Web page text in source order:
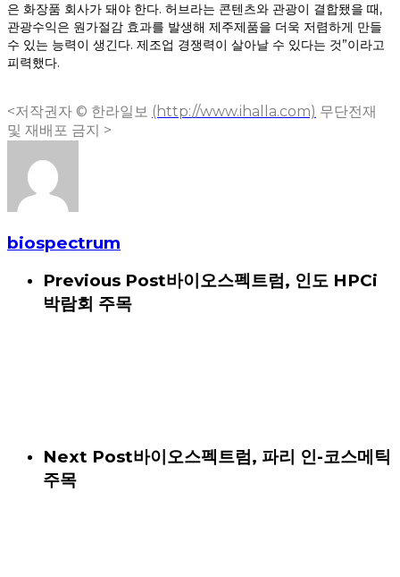
은 화장품 회사가 돼야 한다. 허브라는 콘텐츠와 관광이 결합됐을 때,
관광수익은 원가절감 효과를 발생해 제주제품을 더욱 저렴하게 만들
수 있는 능력이 생긴다. 제조업 경쟁력이 살아날 수 있다는 것”이라고
피력했다.
<저작권자 © 한라일보 (http://www.ihalla.com) 무단전재
및 재배포 금지 >
biospectrum
Previous Post바이오스펙트럼, 인도 HPCi
박람회 주목
Next Post바이오스펙트럼, 파리 인-코스메틱
주목